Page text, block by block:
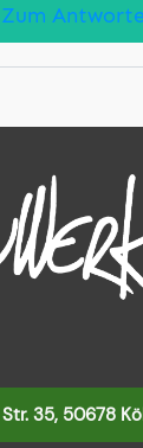
Zum
35, 50678